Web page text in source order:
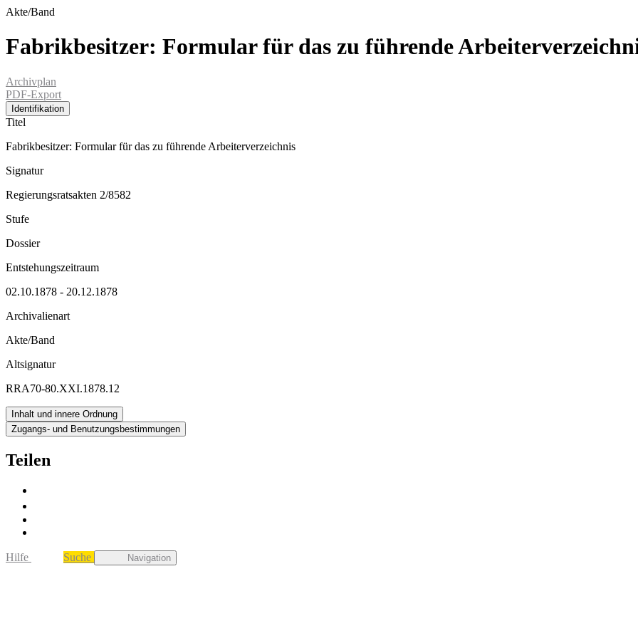
Akte/Band
Fabrikbesitzer: Formular für das zu führende
Archivplan
PDF-Export
Identifikation
Titel
Fabrikbesitzer: Formular für das zu führende Arbeiterverzeichnis
Signatur
Regierungsratsakten 2/8582
Stufe
Dossier
Entstehungszeitraum
02.10.1878 - 20.12.1878
Archivalienart
Akte/Band
Altsignatur
RRA70-80.XXI.1878.12
Inhalt und innere Ordnung
Zugangs- und Benutzungsbestimmungen
Teilen
Hilfe Suche Navigation